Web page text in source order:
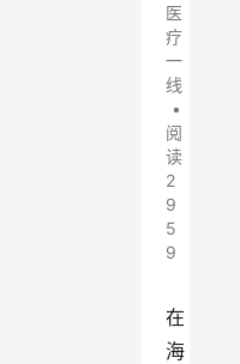
医
疗
一
线
•
阅
读
2
9
5
9
在
海